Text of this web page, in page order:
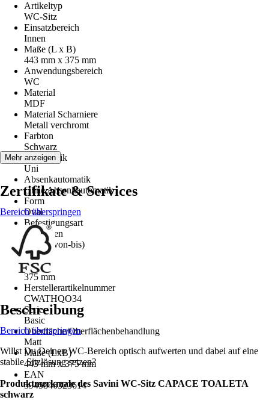
Artikeltyp
WC-Sitz
Einsatzbereich
Innen
Maße (L x B)
443 mm x 375 mm
Anwendungsbereich
WC
Material
MDF
Material Scharniere
Metall verchromt
Farbton
Schwarz
Dekoroptik
Uni
Absenkautomatik
Ohne Absenkautomatik
Form
Oval
Befestigungsart
Von unten
Länge (von-bis)
443 mm
Breite
375 mm
Herstellerartikelnummer
CWATHQO34
Serie
Basic
Oberfläche/Oberflächenbehandlung
Matt
Maße (LxB)
443 mm x 375 mm
EAN
5945846323614
Mehr anzeigen
Zertifikate & Services
Bereich überspringen
Beschreibung
Bereich überspringen
Willst Du Deinen WC-Bereich optisch aufwerten und dabei auf eine
stabile Sitzlösung setzen?
Produktmerkmale des Savini WC-Sitz CAPACE TOALETA
schwarz